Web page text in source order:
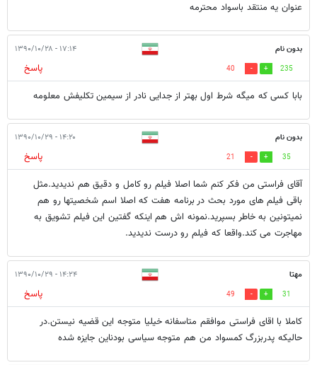
عنوان یه منتقد باسواد محترمه
بدون نام ۱۷:۱۴ - ۱۳۹۰/۱۰/۲۸
235
40
پاسخ
بابا کسی که میگه شرط اول بهتر از جدایی نادر از سیمین تکلیفش معلومه
بدون نام ۱۴:۲۰ - ۱۳۹۰/۱۰/۲۹
35
21
پاسخ
آقای فراستی من فکر کنم شما اصلا فیلم رو کامل و دقیق هم ندیدید.مثل
باقی فیلم های مورد بحث در برنامه هفت که اصلا اسم شخصیتها رو هم
نمیتونین به خاطر بسپرید.نمونه اش هم اینکه گفتین این فیلم تشویق به
مهاجرت می کند.واقعا که فیلم رو درست ندیدید.
مهتا ۱۴:۲۴ - ۱۳۹۰/۱۰/۲۹
31
49
پاسخ
کاملا با اقای فراستی موافقم متاسفانه خیلیا متوجه این قضیه نیستن.در
حالیکه پدربزرگ کمسواد من هم متوجه سیاسی بودناین جایزه شده